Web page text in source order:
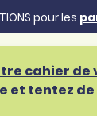
pour les
cahier de
et tentez